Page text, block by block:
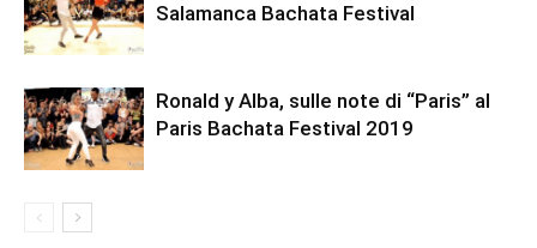
Salamanca Bachata Festival
Ronald y Alba, sulle note di “Paris” al
Paris Bachata Festival 2019